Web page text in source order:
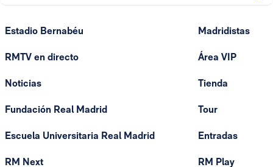
Estadio Bernabéu
RMTV en directo
Noticias
Fundación Real Madrid
Escuela Universitaria Real Madrid
RM Next
Madridistas
Área VIP
Tienda
Tour
Entradas
RM Play